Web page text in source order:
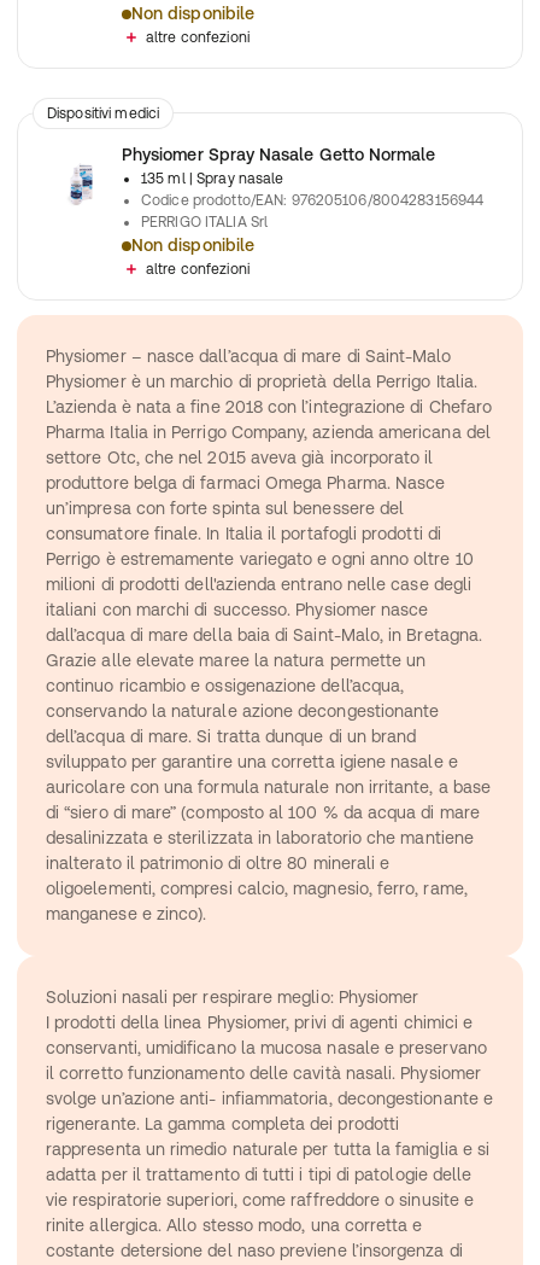
Non disponibile
Soluzione nasale con un getto forte adulti
altre confezioni
Dispositivi medici
Physiomer Spray Nasale Getto Normale
135 ml
| Spray nasale
Codice prodotto/EAN: 976205106/8004283156944
PERRIGO ITALIA Srl
Non disponibile
Spray che detergele cavità nasali e aiuta a ripristinare la
altre confezioni
Physiomer – nasce dall’acqua di mare di Saint-Malo
Physiomer è un marchio di proprietà della Perrigo Italia.
L’azienda è nata a fine 2018 con l’integrazione di Chefaro
Pharma Italia in Perrigo Company, azienda americana del
settore Otc, che nel 2015 aveva già incorporato il
produttore belga di farmaci Omega Pharma. Nasce
un’impresa con forte spinta sul benessere del
consumatore finale. In Italia il portafogli prodotti di
Perrigo è estremamente variegato e ogni anno oltre 10
milioni di prodotti dell'azienda entrano nelle case degli
italiani con marchi di successo. Physiomer nasce
dall’acqua di mare della baia di Saint-Malo, in Bretagna.
Grazie alle elevate maree la natura permette un
continuo ricambio e ossigenazione dell’acqua,
conservando la naturale azione decongestionante
dell’acqua di mare. Si tratta dunque di un brand
sviluppato per garantire una corretta igiene nasale e
auricolare con una formula naturale non irritante, a base
di “siero di mare” (composto al 100 % da acqua di mare
desalinizzata e sterilizzata in laboratorio che mantiene
inalterato il patrimonio di oltre 80 minerali e
oligoelementi, compresi calcio, magnesio, ferro, rame,
manganese e zinco).
Soluzioni nasali per respirare meglio: Physiomer
I prodotti della linea Physiomer, privi di agenti chimici e
conservanti, umidificano la mucosa nasale e preservano
il corretto funzionamento delle cavità nasali. Physiomer
svolge un’azione anti- infiammatoria, decongestionante e
rigenerante. La gamma completa dei prodotti
rappresenta un rimedio naturale per tutta la famiglia e si
adatta per il trattamento di tutti i tipi di patologie delle
vie respiratorie superiori, come raffreddore o sinusite e
rinite allergica. Allo stesso modo, una corretta e
costante detersione del naso previene l’insorgenza di